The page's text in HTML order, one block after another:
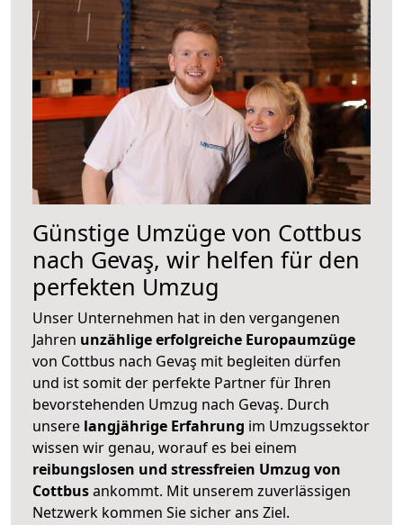
Günstige Umzüge von Cottbus
nach Gevaş, wir helfen für den
perfekten Umzug
Unser Unternehmen hat in den vergangenen
Jahren unzählige erfolgreiche Europaumzüge
von Cottbus nach Gevaş mit begleiten dürfen
und ist somit der perfekte Partner für Ihren
bevorstehenden Umzug nach Gevaş. Durch
unsere langjährige Erfahrung im Umzugssektor
wissen wir genau, worauf es bei einem
reibungslosen und stressfreien Umzug von
Cottbusankommt. Mit unserem zuverlässigen
Netzwerk kommen Sie sicher ans Ziel.